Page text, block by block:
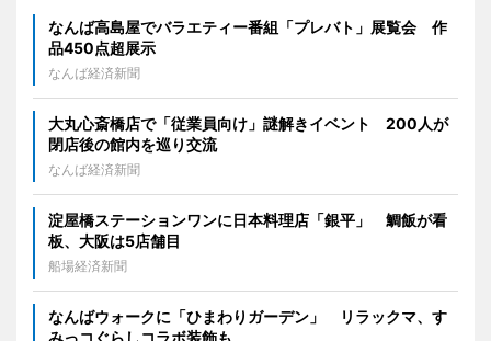
なんば高島屋でバラエティー番組「プレバト」展覧会 作
品450点超展示
なんば経済新聞
大丸心斎橋店で「従業員向け」謎解きイベント 200人が
閉店後の館内を巡り交流
なんば経済新聞
淀屋橋ステーションワンに日本料理店「銀平」 鯛飯が看
板、大阪は5店舗目
船場経済新聞
なんばウォークに「ひまわりガーデン」 リラックマ、す
みっコぐらしコラボ装飾も